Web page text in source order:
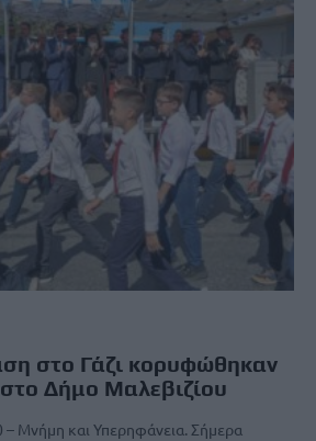
στο Γάζι κορυφώθηκαν
Δήμο Μαλεβιζίου
Μνήμη και Υπερηφάνεια. Σήμερα